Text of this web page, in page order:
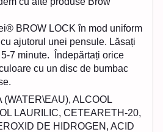
BROW LOCK în mod uniform
ajutorul unei pensule. Lăsați
7 minute. Îndepărtați orice
cu un disc de bumbac
(WATER\EAU), ALCOOL
LAURILIC, CETEARETH-20,
DE HIDROGEN, ACID